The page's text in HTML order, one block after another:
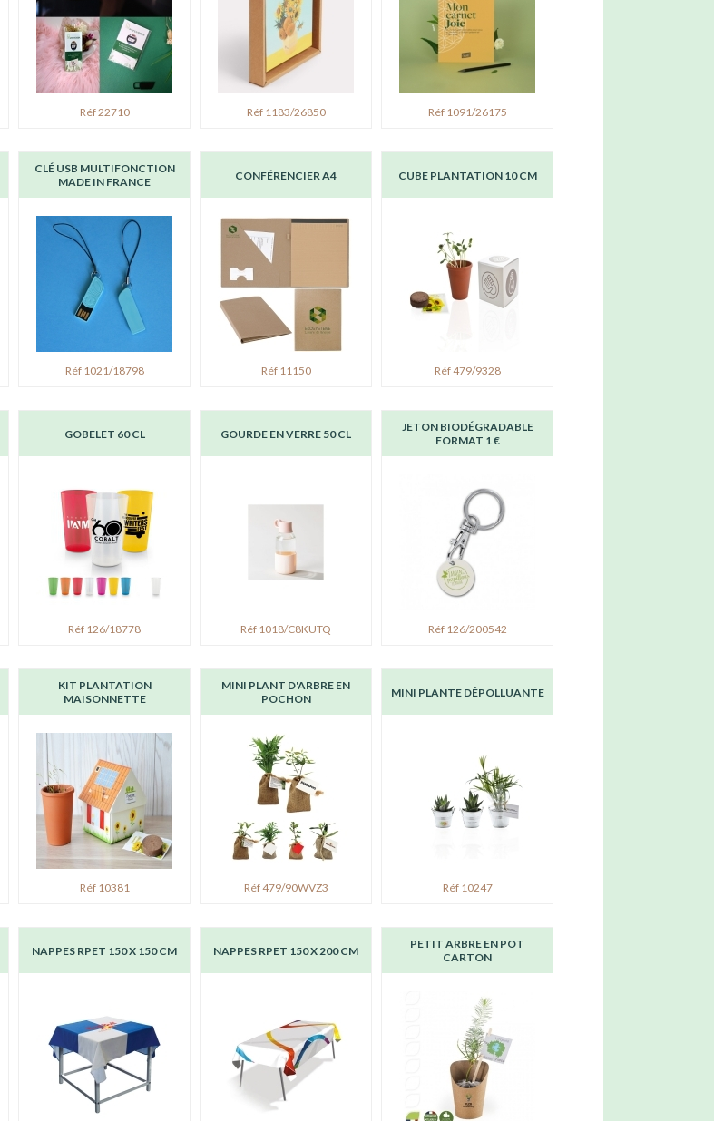
Réf 22710 Réf 1183/26850 Réf 1091/26175
CLÉ USB MULTIFONCTION
MADE IN FRANCE
Réf 1021/18798
CONFÉRENCIER A4
Réf 11150
CUBE PLANTATION 10 CM
Réf 479/9328
GOBELET 60 CL
Réf 126/18778
GOURDE EN VERRE 50 CL
Réf 1018/C8KUTQ
JETON BIODÉGRADABLE
FORMAT 1 €
Réf 126/200542
KIT PLANTATION
MAISONNETTE
Réf 10381
MINI PLANT D'ARBRE EN
POCHON
Réf 479/90WVZ3
MINI PLANTE DÉPOLLUANTE
Réf 10247
NAPPES RPET 150 X 150 CM NAPPES RPET 150 X 200 CM
PETIT ARBRE EN POT
CARTON